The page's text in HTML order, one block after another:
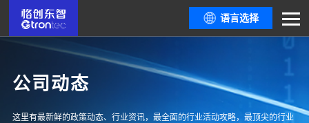
语言选择
公司动态
这里有最新鲜的政策动态、行业资讯，最全面的行业活动攻略，最顶尖的行业